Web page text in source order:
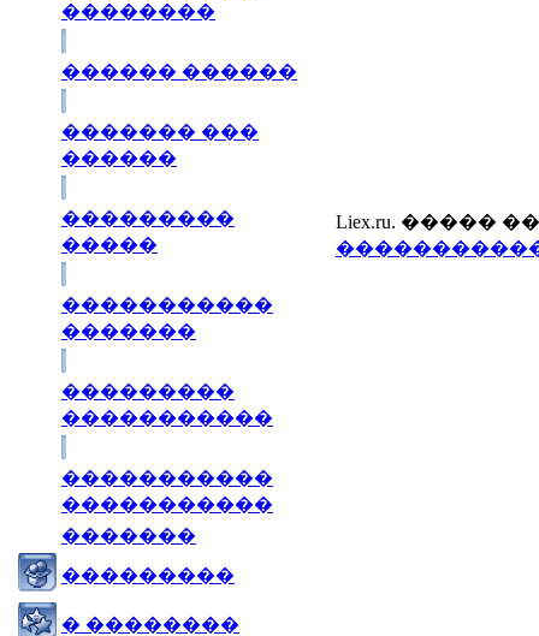
��������
������ ������
������� ���
������
���������
�����
�����������
�������
���������
�����������
�����������
�����������
�������
���������
� ��������
Liex.ru. �����